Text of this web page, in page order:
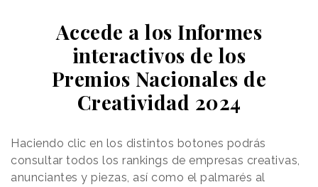
Accede a los Informes
interactivos de los
Premios Nacionales de
Creatividad 2024
Haciendo clic en los distintos botones podrás
consultar todos los rankings de empresas creativas,
anunciantes y piezas, así como el palmarés al